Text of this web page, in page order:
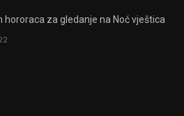
hororaca za gledanje na Noć vještica